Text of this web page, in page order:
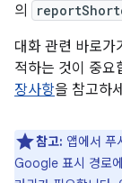
의
대화 관련 바로가
적하는 것이 중요
장사항을 참고하
참고: 앱에서
Google 표시 경로